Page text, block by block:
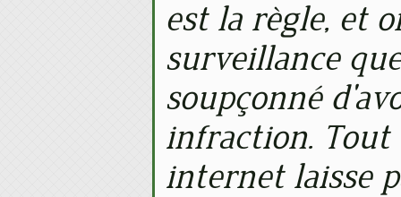
est la règle, et
surveillance
soupçonné
infraction. Tout
internet laisse